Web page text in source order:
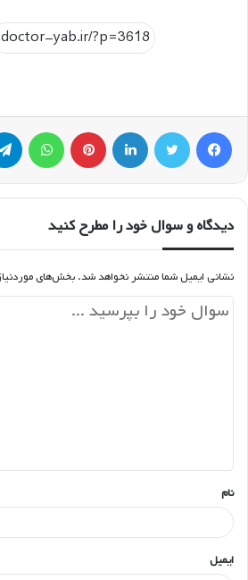
فیسبوک توییتر لینکداین پینتریست
دیدگاه و سوال خود را مطرح کنید
نشانی ایمیل شما منتشر نخواهد شد. بخش‌های
*
نام
ایمیل